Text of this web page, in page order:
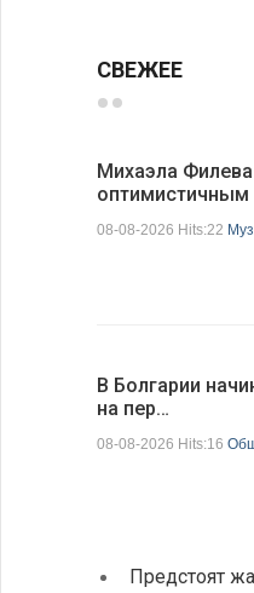
СВЕЖЕЕ
Михаэла
оптимистичным
08-08-2026 Hits:22
В Болгарии
на пер…
08-08-2026 Hits:16
Предстоят